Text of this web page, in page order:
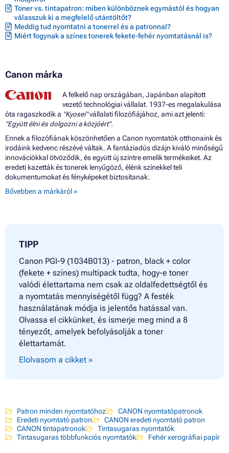
Toner vs. tintapatron: miben különböznek egymástól és hogyan
válasszuk ki a megfelelő utántöltőt?
Meddig tud nyomtatni a tonerrel és a patronnal?
Miért fogynak a színes tonerek fekete-fehér nyomtatásnál is?
Canon márka
A felkelő nap országában, Japánban alapított
vezető technológiai vállalat. 1937-es megalakulása
óta ragaszkodik a "Kyosei"vállalati filozófiájához, ami azt jelenti:
"Együtt élni és dolgozni a közjóért".
Ennek a filozófiának köszönhetően a Canon nyomtatók otthonaink és
irodáink kedvenc részévé váltak. A fantáziadús dizájn kiváló minőségű
innovációkkal ötvöződik, és együtt új szintre emelik termékeiket. Az
eredeti kazetták és tonerek lenyűgöző, élénk színekkel teli
dokumentumokat és fényképeket biztosítanak.
Bővebben a márkáról »
TIPP
Canon PGI-9 (1034B013) - patron, black + color
(fekete + színes) multipack tudta, hogy-e toner
valódi élettartama nem csak az oldalfedettségtől és
a nyomtatás mennyiségétől függ? A festék
használatának módja is jelentős hatással van.
Olvassa el cikkünket, és ismerje meg mind a 8
tényezőt, amelyek befolyásolják a toner
élettartamát.
Elolvasom a cikket »
Patron minden nyomtatóhoz
CANON nyomtatópatronok
Eredeti nyomtató patron
CANON eredeti nyomtató patron
CANON tintapatronok
Tintasugaras nyomtatók
Tintasugaras többfunkciós nyomtatók
Fehér xerográfiai papír